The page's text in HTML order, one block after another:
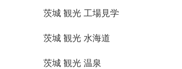
茨城 観光 工場見学
茨城 観光 水海道
茨城 観光 温泉